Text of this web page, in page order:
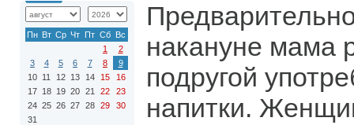
Пн Вт Ср Чт Пт Сб Вс
1
2
3
4 5 6 7 8
9
10 11 12 13 14 15
16
17 18 19 20 21 22
23
24 25 26 27 28 29
30
31
накануне мама
подругой
напитки.